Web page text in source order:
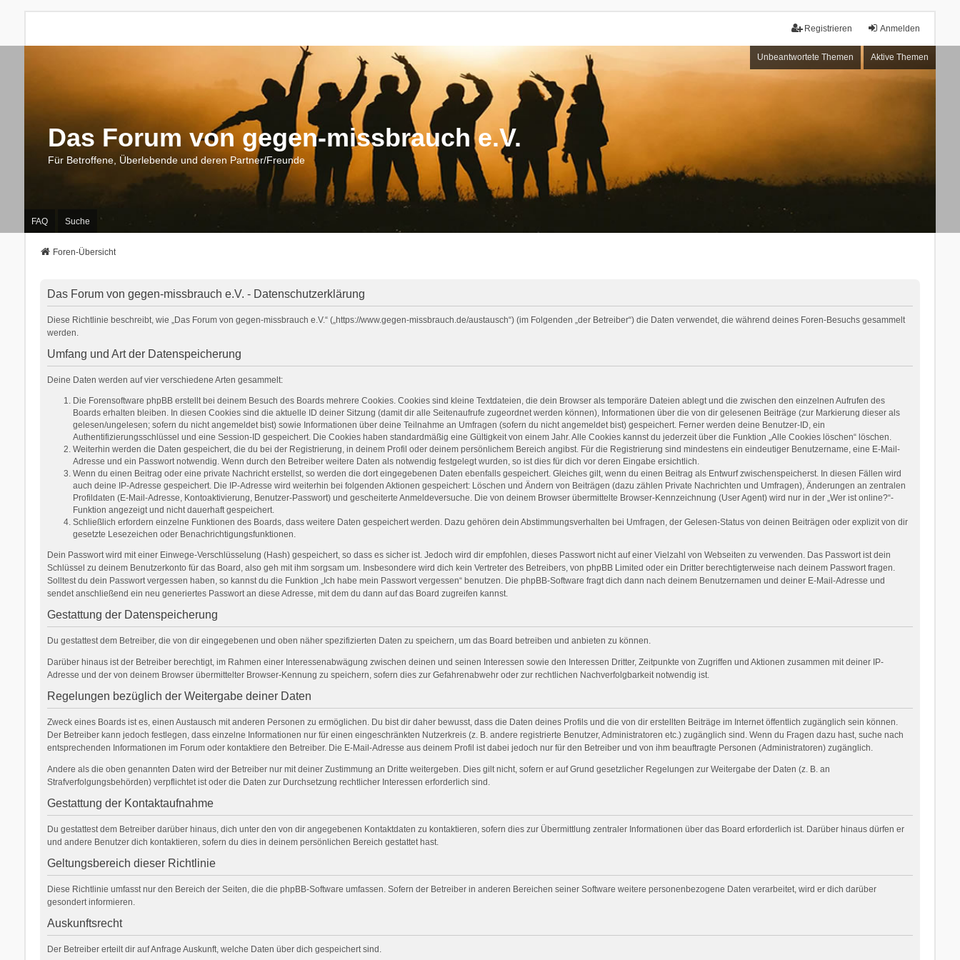
Anmelden
Registrieren
Unbeantwortete Themen Aktive Themen
Das Forum von gegen-missbrauch e.V.
Für Betroffene, Überlebende und deren Partner/Freunde
FAQ Suche
Foren-Übersicht
Das Forum von gegen-missbrauch e.V. - Datenschutzerklärung
Diese Richtlinie beschreibt, wie „Das Forum von gegen-missbrauch e.V.“ („https://www.gegen-missbrauch.de/austausch“) (im Folgenden „der Betreiber“) die Daten verwendet, die während deines Foren-Besuchs gesammelt
werden.
Umfang und Art der Datenspeicherung
Deine Daten werden auf vier verschiedene Arten gesammelt:
Die Forensoftware phpBB erstellt bei deinem Besuch des Boards mehrere Cookies. Cookies sind kleine Textdateien, die dein Browser als temporäre Dateien ablegt und die zwischen den einzelnen Aufrufen des
Boards erhalten bleiben. In diesen Cookies sind die aktuelle ID deiner Sitzung (damit dir alle Seitenaufrufe zugeordnet werden können), Informationen über die von dir gelesenen Beiträge (zur Markierung dieser als
gelesen/ungelesen; sofern du nicht angemeldet bist) sowie Informationen über deine Teilnahme an Umfragen (sofern du nicht angemeldet bist) gespeichert. Ferner werden deine Benutzer-ID, ein
Authentifizierungsschlüssel und eine Session-ID gespeichert. Die Cookies haben standardmäßig eine Gültigkeit von einem Jahr. Alle Cookies kannst du jederzeit über die Funktion „Alle Cookies löschen“ löschen.
Weiterhin werden die Daten gespeichert, die du bei der Registrierung, in deinem Profil oder deinem persönlichem Bereich angibst. Für die Registrierung sind mindestens ein eindeutiger Benutzername, eine E-Mail-
Adresse und ein Passwort notwendig. Wenn durch den Betreiber weitere Daten als notwendig festgelegt wurden, so ist dies für dich vor deren Eingabe ersichtlich.
Wenn du einen Beitrag oder eine private Nachricht erstellst, so werden die dort eingegebenen Daten ebenfalls gespeichert. Gleiches gilt, wenn du einen Beitrag als Entwurf zwischenspeicherst. In diesen Fällen wird
auch deine IP-Adresse gespeichert. Die IP-Adresse wird weiterhin bei folgenden Aktionen gespeichert: Löschen und Ändern von Beiträgen (dazu zählen Private Nachrichten und Umfragen), Änderungen an zentralen
Profildaten (E-Mail-Adresse, Kontoaktivierung, Benutzer-Passwort) und gescheiterte Anmeldeversuche. Die von deinem Browser übermittelte Browser-Kennzeichnung (User Agent) wird nur in der „Wer ist online?“-
Funktion angezeigt und nicht dauerhaft gespeichert.
Schließlich erfordern einzelne Funktionen des Boards, dass weitere Daten gespeichert werden. Dazu gehören dein Abstimmungsverhalten bei Umfragen, der Gelesen-Status von deinen Beiträgen oder explizit von dir
gesetzte Lesezeichen oder Benachrichtigungsfunktionen.
Dein Passwort wird mit einer Einwege-Verschlüsselung (Hash) gespeichert, so dass es sicher ist. Jedoch wird dir empfohlen, dieses Passwort nicht auf einer Vielzahl von Webseiten zu verwenden. Das Passwort ist dein
Schlüssel zu deinem Benutzerkonto für das Board, also geh mit ihm sorgsam um. Insbesondere wird dich kein Vertreter des Betreibers, von phpBB Limited oder ein Dritter berechtigterweise nach deinem Passwort fragen.
Solltest du dein Passwort vergessen haben, so kannst du die Funktion „Ich habe mein Passwort vergessen“ benutzen. Die phpBB-Software fragt dich dann nach deinem Benutzernamen und deiner E-Mail-Adresse und
sendet anschließend ein neu generiertes Passwort an diese Adresse, mit dem du dann auf das Board zugreifen kannst.
Gestattung der Datenspeicherung
Du gestattest dem Betreiber, die von dir eingegebenen und oben näher spezifizierten Daten zu speichern, um das Board betreiben und anbieten zu können.
Darüber hinaus ist der Betreiber berechtigt, im Rahmen einer Interessenabwägung zwischen deinen und seinen Interessen sowie den Interessen Dritter, Zeitpunkte von Zugriffen und Aktionen zusammen mit deiner IP-
Adresse und der von deinem Browser übermittelter Browser-Kennung zu speichern, sofern dies zur Gefahrenabwehr oder zur rechtlichen Nachverfolgbarkeit notwendig ist.
Regelungen bezüglich der Weitergabe deiner Daten
Zweck eines Boards ist es, einen Austausch mit anderen Personen zu ermöglichen. Du bist dir daher bewusst, dass die Daten deines Profils und die von dir erstellten Beiträge im Internet öffentlich zugänglich sein können.
Der Betreiber kann jedoch festlegen, dass einzelne Informationen nur für einen eingeschränkten Nutzerkreis (z. B. andere registrierte Benutzer, Administratoren etc.) zugänglich sind. Wenn du Fragen dazu hast, suche nach
entsprechenden Informationen im Forum oder kontaktiere den Betreiber. Die E-Mail-Adresse aus deinem Profil ist dabei jedoch nur für den Betreiber und von ihm beauftragte Personen (Administratoren) zugänglich.
Andere als die oben genannten Daten wird der Betreiber nur mit deiner Zustimmung an Dritte weitergeben. Dies gilt nicht, sofern er auf Grund gesetzlicher Regelungen zur Weitergabe der Daten (z. B. an
Strafverfolgungsbehörden) verpflichtet ist oder die Daten zur Durchsetzung rechtlicher Interessen erforderlich sind.
Gestattung der Kontaktaufnahme
Du gestattest dem Betreiber darüber hinaus, dich unter den von dir angegebenen Kontaktdaten zu kontaktieren, sofern dies zur Übermittlung zentraler Informationen über das Board erforderlich ist. Darüber hinaus dürfen er
und andere Benutzer dich kontaktieren, sofern du dies in deinem persönlichen Bereich gestattet hast.
Geltungsbereich dieser Richtlinie
Diese Richtlinie umfasst nur den Bereich der Seiten, die die phpBB-Software umfassen. Sofern der Betreiber in anderen Bereichen seiner Software weitere personenbezogene Daten verarbeitet, wird er dich darüber
gesondert informieren.
Auskunftsrecht
Der Betreiber erteilt dir auf Anfrage Auskunft, welche Daten über dich gespeichert sind.